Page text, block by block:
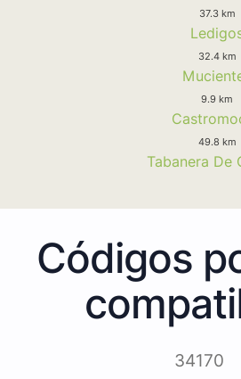
37.3 km
32.4 km
9.9 km
49.8 km
Tabanera De
Códigos
34170